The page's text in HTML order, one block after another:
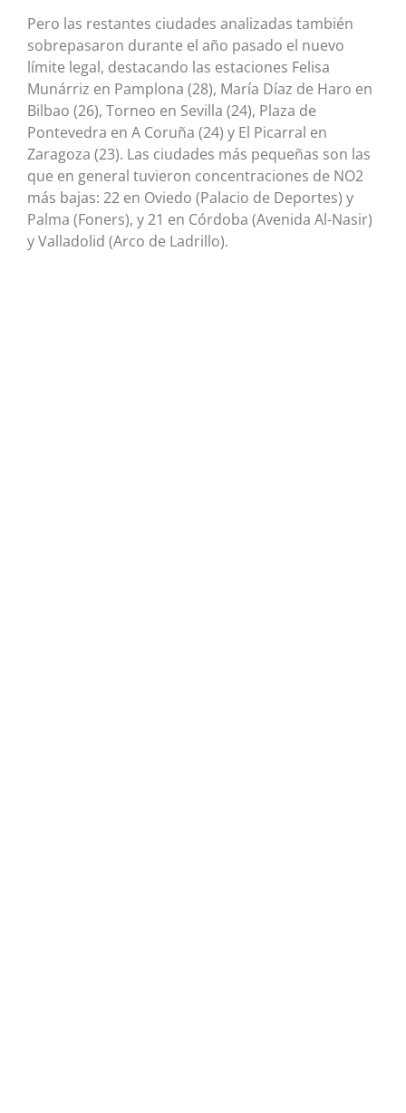
Pero las restantes ciudades analizadas también
sobrepasaron durante el año pasado el nuevo
límite legal, destacando las estaciones Felisa
Munárriz en Pamplona (28), María Díaz de Haro en
Bilbao (26), Torneo en Sevilla (24), Plaza de
Pontevedra en A Coruña (24) y El Picarral en
Zaragoza (23). Las ciudades más pequeñas son las
que en general tuvieron concentraciones de NO2
más bajas: 22 en Oviedo (Palacio de Deportes) y
Palma (Foners), y 21 en Córdoba (Avenida Al-Nasir)
y Valladolid (Arco de Ladrillo).